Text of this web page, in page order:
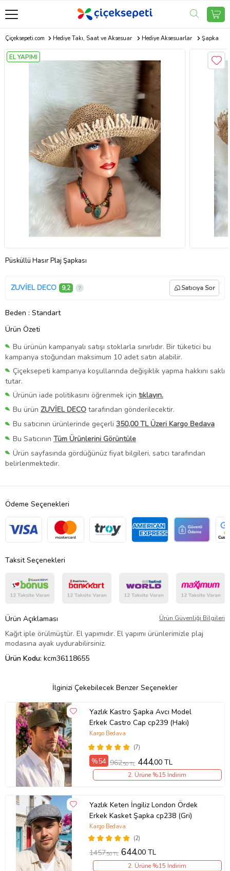
Çiçeksepeti.com Hediye Takı, Saat ve Aksesuar Hediye Aksesuarlar Şapka
EL YAPIMI
Püsküllü Hasır Plaj Şapkası
ZUVİEL DECO 9,2 Satıcıya Sor
Beden : Standart
Ürün Özeti
Bu ürünün kampanyalı satışı stoklarla sınırlıdır. Bir tüketici bu
kampanya stoğundan maksimum 10 adet satın alabilir.
Çiçeksepeti kampanya koşullarında değişiklik yapma hakkını saklı
tutar.
Ürünün iade politikasını öğrenmek için tıklayın.
Bu ürün ZUVİEL DECO tarafından gönderilecektir.
Bu satıcının ürünlerinde geçerli 350,00 TL Üzeri Kargo Bedava
Bu Satıcının Tüm Ürünlerini Görüntüle
Ürün sayfasında gördüğünüz fiyat bilgileri, satıcı tarafından
belirlenmektedir.
Ödeme Seçenekleri
Taksit Seçenekleri
Ürün Açıklaması Ürün Güvenliği Bilgileri
Kağıt iple örülmüştür. El yapımıdır. El yapımı ürünlerimizle plaj
modasına ayak uydurabilirsiniz.
Ürün Kodu: kcm36118655
İlginizi Çekebilecek Benzer Seçenekler
Yazlık Kastro Şapka Avcı Model
Erkek Castro Cap cp239 (Haki)
(7)
Kargo Bedava
%54 962,50 TL 444,00 TL
2. Ürüne %15 İndirim
Yazlık Keten İngiliz London Ördek
Erkek Kasket Şapka cp238 (Gri)
(2)
Kargo Bedava
1457,50 TL 644,00 TL
2. Ürüne %15 İndirim